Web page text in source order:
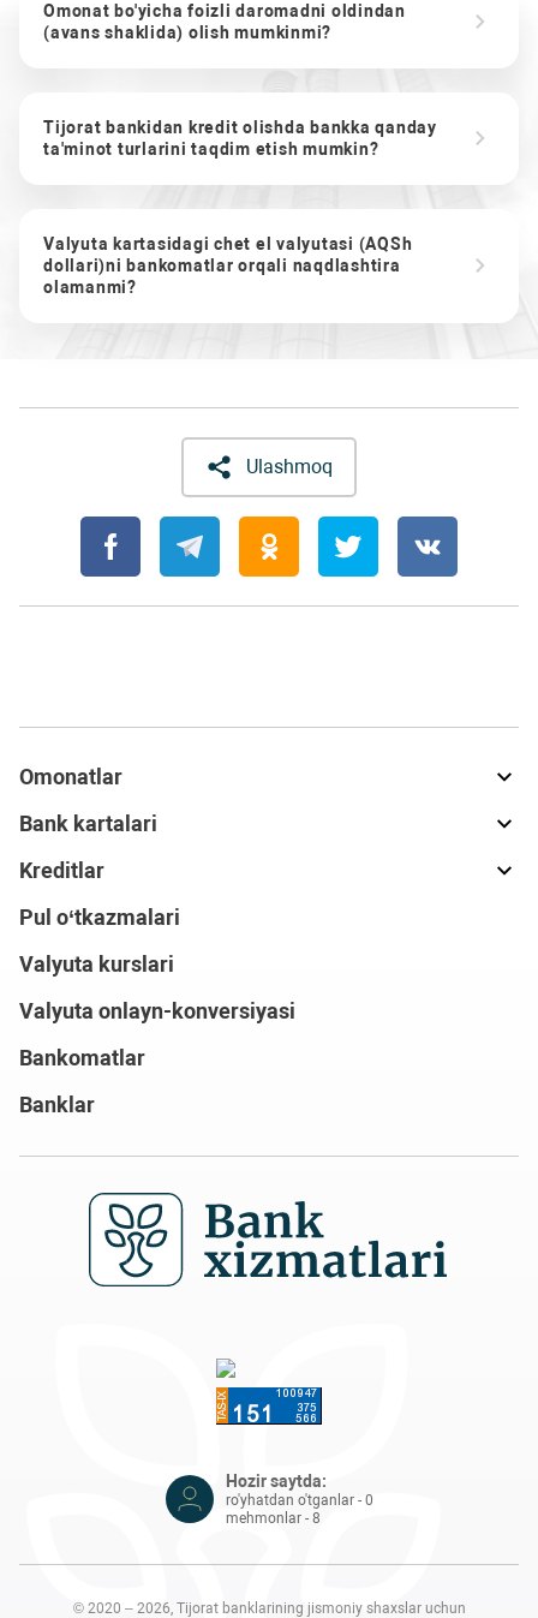
Omonat bo'yicha foizli daromadni oldindan
(avans shaklida) olish mumkinmi?
Tijorat bankidan kredit olishda bankka qanday
ta'minot turlarini taqdim etish mumkin?
Valyuta kartasidagi chet el valyutasi (AQSh
dollari)ni bankomatlar orqali naqdlashtira
olamanmi?
Ulashmoq
Omonatlar
Bank kartalari
Kreditlar
Pul o‘tkazmalari
Valyuta kurslari
Valyuta onlayn-konversiyasi
Bankomatlar
Banklar
Hozir saytda:
ro'yhatdan o'tganlar - 0
mehmonlar - 8
© 2020 – 2026, Tijorat banklarining jismoniy shaxslar uchun